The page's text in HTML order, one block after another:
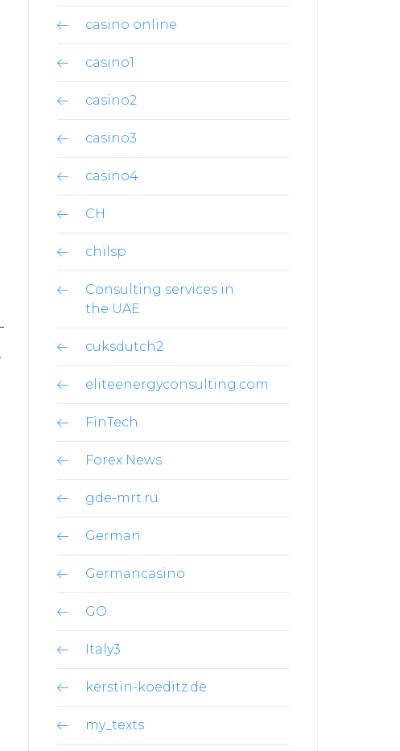
casino online
casino1
casino2
casino3
casino4
CH
chilsp
Consulting services in
the UAE
cuksdutch2
eliteenergyconsulting.com
FinTech
Forex News
gde-mrt.ru
German
Germancasino
GO
Italy3
kerstin-koeditz.de
my_texts